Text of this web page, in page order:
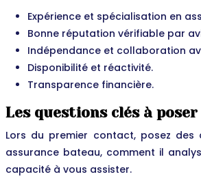
Expérience et spécialisation en
Bonne réputation vérifiable par
Indépendance et collaboration
Disponibilité et réactivité.
Transparence financière.
Les questions clés à poser
Lors du premier contact, posez des
assurance bateau, comment il
capacité à vous assister.